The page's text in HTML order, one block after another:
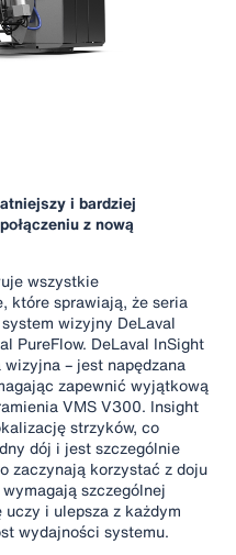
i bardziej
z nową
wszystkie
które sprawiają, że seria
wizyjny DeLaval
PureFlow. DeLaval InSight
– jest napędzana
zapewnić wyjątkową
VMS V300. Insight
strzyków, co
dój i jest szczególnie
zaczynają korzystać z doju
szczególnej
i ulepsza z każdym
wydajności systemu.